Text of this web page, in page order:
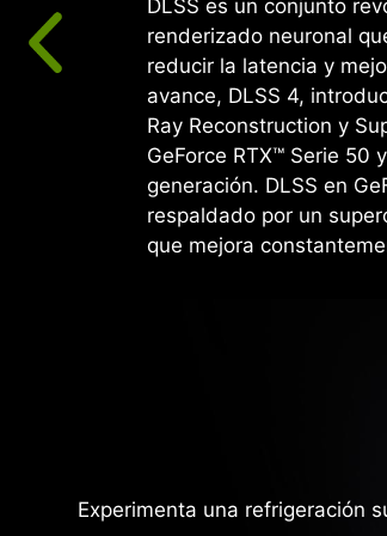
DLSS es un conjunto
renderizado neuronal
reducir la latencia y
avance, DLSS 4,
Ray Reconstruction y
GeForce RTX™ Serie 50
generación. DLSS en
respaldado por un
que mejora
Experimenta una refrigeración